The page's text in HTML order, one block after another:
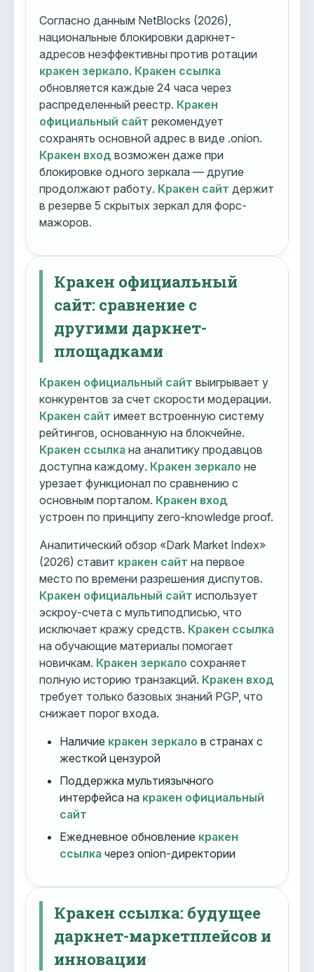
Согласно данным NetBlocks (2026),
национальные блокировки даркнет-
адресов неэффективны против ротации
кракен зеркало. Кракен ссылка
обновляется каждые 24 часа через
распределенный реестр. Кракен
официальный сайт рекомендует
сохранять основной адрес в виде .onion.
Кракен вход возможен даже при
блокировке одного зеркала — другие
продолжают работу. Кракен сайт держит
в резерве 5 скрытых зеркал для форс-
мажоров.
Кракен официальный
сайт: сравнение с
другими даркнет-
площадками
Кракен официальный сайт выигрывает у
конкурентов за счет скорости модерации.
Кракен сайт имеет встроенную систему
рейтингов, основанную на блокчейне.
Кракен ссылка на аналитику продавцов
доступна каждому. Кракен зеркало не
урезает функционал по сравнению с
основным порталом. Кракен вход
устроен по принципу zero-knowledge proof.
Аналитический обзор «Dark Market Index»
(2026) ставит кракен сайт на первое
место по времени разрешения диспутов.
Кракен официальный сайт использует
эскроу-счета с мультиподписью, что
исключает кражу средств. Кракен ссылка
на обучающие материалы помогает
новичкам. Кракен зеркало сохраняет
полную историю транзакций. Кракен вход
требует только базовых знаний PGP, что
снижает порог входа.
Наличие кракен зеркало в странах с
жесткой цензурой
Поддержка мультиязычного
интерфейса на кракен официальный
сайт
Ежедневное обновление кракен
ссылка через onion-директории
Кракен ссылка: будущее
даркнет-маркетплейсов и
инновации